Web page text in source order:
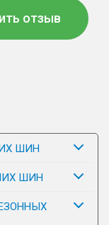
отзыв
ШИН
ШИН